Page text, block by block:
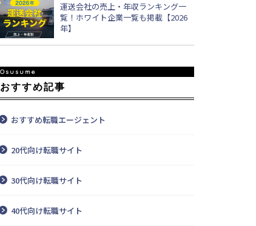
運送会社の売上・年収ランキング一
覧！ホワイト企業一覧も掲載【2026
年】
おすすめ記事
おすすめ転職エージェント
20代向け転職サイト
30代向け転職サイト
40代向け転職サイト